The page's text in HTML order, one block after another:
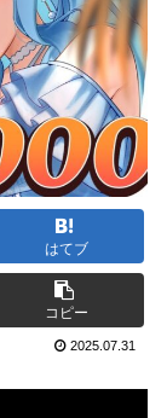
はてブ
コピー
2025.07.31